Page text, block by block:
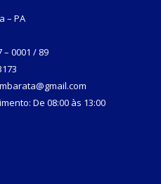
– PA
– 0001 / 89
De 08:00 às 13:00